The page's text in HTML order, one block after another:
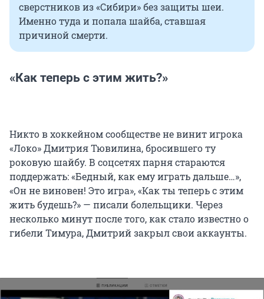
сверстников из «Сибири» без защиты шеи.
Именно туда и попала шайба, ставшая
причиной смерти.
«Как теперь с этим жить?»
Никто в хоккейном сообществе не винит игрока
«Локо» Дмитрия Тювилина, бросившего ту
роковую шайбу. В соцсетях парня стараются
поддержать: «Бедный, как ему играть дальше…»,
«Он не виновен! Это игра», «Как ты теперь с этим
жить будешь?» — писали болельщики. Через
несколько минут после того, как стало известно о
гибели Тимура, Дмитрий закрыл свои аккаунты.